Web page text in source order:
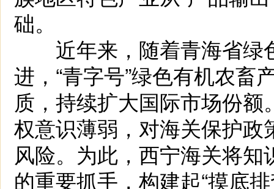
础。
近年来，随着青海省绿
进，“青字号”绿色有机农畜
质，持续扩大国际市场份
权意识薄弱，对海关保护
风险。为此，西宁海关将
的重要抓手，构建起“摸底